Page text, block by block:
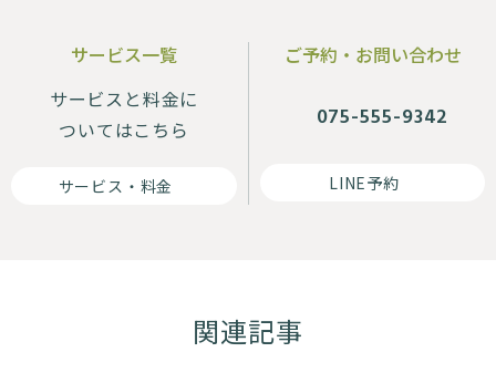
サービス一覧
サービスと料金に
ついてはこちら
サービス・料金
ご予約・お問い合わせ
075-555-9342
LINE予約
関連記事